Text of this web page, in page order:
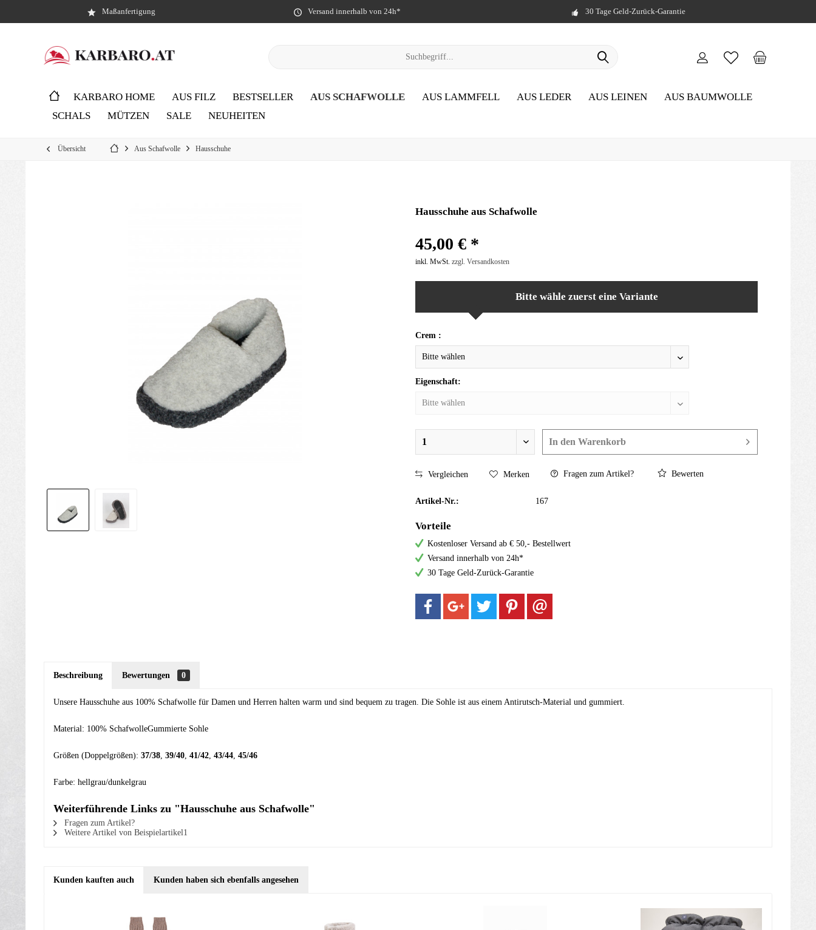
Maßanfertigung Versand innerhalb von 24h* 30 Tage Geld-Zurück-Garantie
KARBARO HOME AUS FILZ BESTSELLER AUS SCHAFWOLLE AUS LAMMFELL AUS LEDER AUS LEINEN
AUS BAUMWOLLE
SCHALS
MÜTZEN SALE NEUHEITEN
Übersicht Aus Schafwolle Hausschuhe
Hausschuhe aus Schafwolle
45,00 € *
inkl. MwSt. zzgl. Versandkosten
Bitte wähle zuerst eine Variante
Crem :
Eigenschaft:
In den Warenkorb
Vergleichen Merken Fragen zum Artikel? Bewerten
Artikel-Nr.: 167
Vorteile
Kostenloser Versand ab € 50,- Bestellwert
Versand innerhalb von 24h*
30 Tage Geld-Zurück-Garantie
Beschreibung Bewertungen 0
Unsere Hausschuhe aus 100% Schafwolle für Damen und Herren halten warm und sind bequem zu tragen. Die Sohle ist aus einem Antirutsch-Material und gummiert.
Material: 100% SchafwolleGummierte Sohle
Größen (Doppelgrößen): 37/38, 39/40, 41/42, 43/44, 45/46
Farbe: hellgrau/dunkelgrau
Weiterführende Links zu "Hausschuhe aus Schafwolle"
Fragen zum Artikel?
Weitere Artikel von Beispielartikel1
Kunden kauften auch Kunden haben sich ebenfalls angesehen